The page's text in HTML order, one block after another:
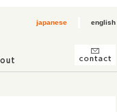
japanese english